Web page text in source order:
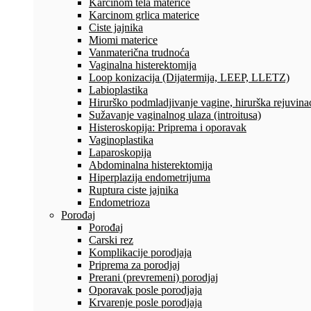
Karcinom tela materice
Karcinom grlica materice
Ciste jajnika
Miomi materice
Vanmaterična trudnoća
Vaginalna histerektomija
Loop konizacija (Dijatermija, LEEP, LLETZ)
Labioplastika
Hirurško podmladjivanje vagine, hirurška
Sužavanje vaginalnog ulaza (introitusa)
Histeroskopija: Priprema i oporavak
Vaginoplastika
Laparoskopija
Abdominalna histerektomija
Hiperplazija endometrijuma
Ruptura ciste jajnika
Endometrioza
Porođaj
Porođaj
Carski rez
Komplikacije porodjaja
Priprema za porodjaj
Prerani (prevremeni) porodjaj
Oporavak posle porodjaja
Krvarenje posle porodjaja